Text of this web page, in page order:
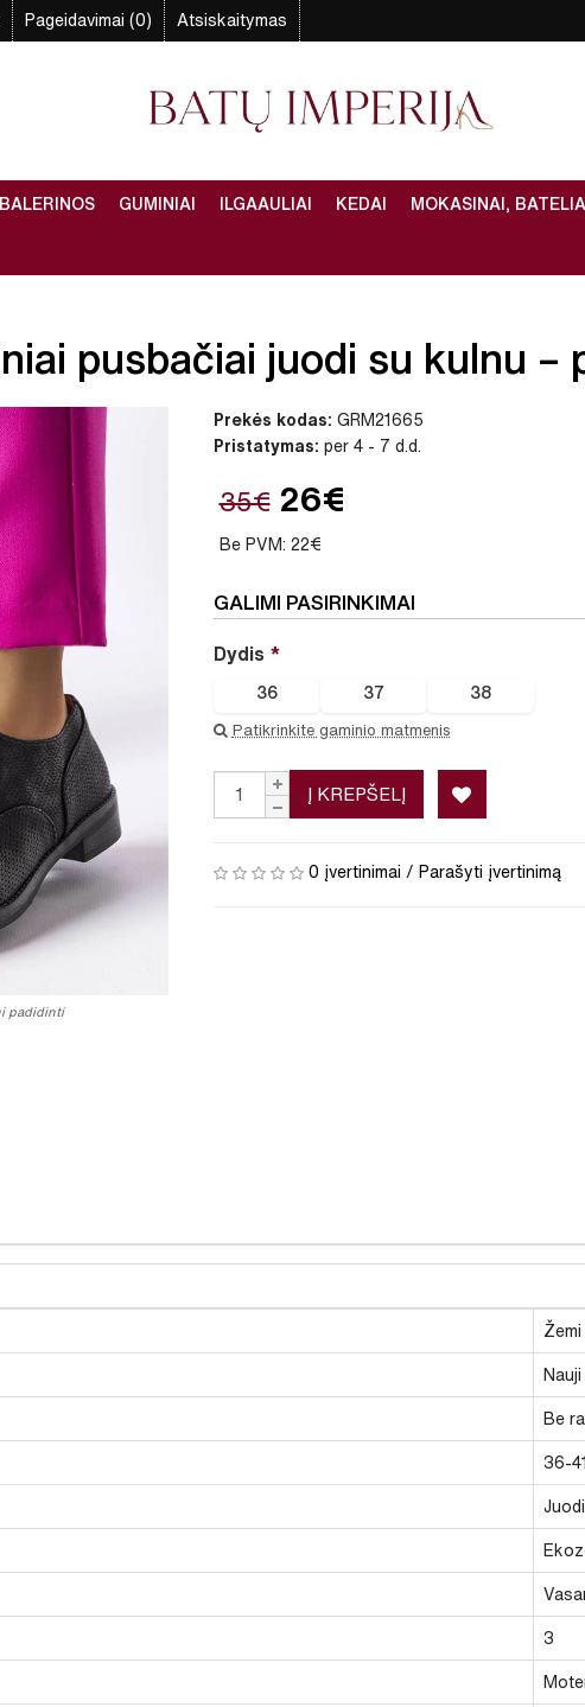
Pageidavimai (0) Atsiskaitymas
BALERINOS GUMINIAI ILGAAULIAI KEDAI MOKASINAI, BATELIAI
pusbačiai juodi su kulnu –
padidinti
Prekės kodas: GRM21665
Pristatymas: per 4 - 7 d.d.
35€ 26€
Be PVM: 22€
GALIMI PASIRINKIMAI
Dydis
36 37 38
Patikrinkite gaminio matmenis
Į KREPŠELĮ
0 įvertinimai / Parašyti įvertinimą
Žemi
Nauji
Be
36-41
Juodi
3